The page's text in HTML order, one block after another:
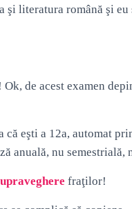
literatura română şi eu
Ok, de acest examen
eşti a 12a, automat
anuală, nu semestrială,
fraţilor!